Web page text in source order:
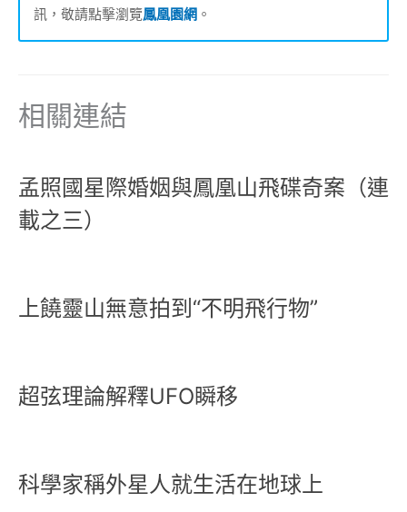
訊，敬請點擊瀏覽鳳凰園網 。
相關連結
孟照國星際婚姻與鳳凰山飛碟奇案（連
載之三）
上饒靈山無意拍到“不明飛行物”
超弦理論解釋UFO瞬移
科學家稱外星人就生活在地球上